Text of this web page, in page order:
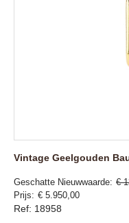
Vintage Geelgouden
Geschatte Nieuwwaarde €
Prijs
€ 5.950,00
Ref: 18958